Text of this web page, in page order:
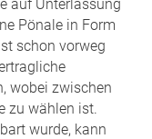
auf Unterlassung
Pönale in Form
schon vorweg
wobei zwischen
zu wählen ist.
wurde, kann